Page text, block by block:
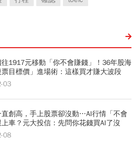
1917元移動「你不會賺錢」！36年股海
目標價」進場術：這樣買才賺大波段
03
直創高，手上股票卻沒動…AI行情「不會
車？元大投信：先問你花錢買AI了沒
08